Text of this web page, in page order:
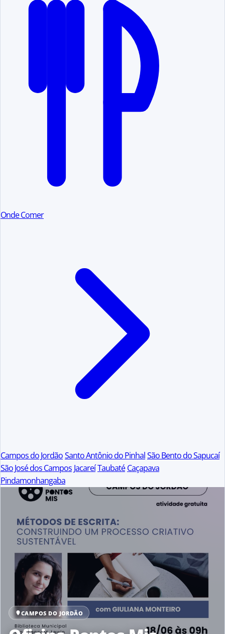
Onde Comer
Campos do JordãoSanto Antônio do PinhalSão Bento do Sapucaí
São José dos Campos JacareíTaubaté Caçapava
Pindamonhangaba
CAMPOS DO JORDÃO